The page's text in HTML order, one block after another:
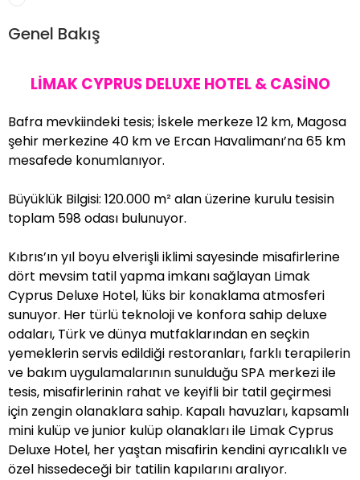
Genel Bakış
LİMAK CYPRUS DELUXE HOTEL & CASİNO
Bafra mevkiindeki tesis; İskele merkeze 12 km, Magosa
şehir merkezine 40 km ve Ercan Havalimanı’na 65 km
mesafede konumlanıyor.
Büyüklük Bilgisi: 120.000 m² alan üzerine kurulu tesisin
toplam 598 odası bulunuyor.
Kıbrıs’ın yıl boyu elverişli iklimi sayesinde misafirlerine
dört mevsim tatil yapma imkanı sağlayan Limak
Cyprus Deluxe Hotel, lüks bir konaklama atmosferi
sunuyor. Her türlü teknoloji ve konfora sahip deluxe
odaları, Türk ve dünya mutfaklarından en seçkin
yemeklerin servis edildiği restoranları, farklı terapilerin
ve bakım uygulamalarının sunulduğu SPA merkezi ile
tesis, misafirlerinin rahat ve keyifli bir tatil geçirmesi
için zengin olanaklara sahip. Kapalı havuzları, kapsamlı
mini kulüp ve junior kulüp olanakları ile Limak Cyprus
Deluxe Hotel, her yaştan misafirin kendini ayrıcalıklı ve
özel hissedeceği bir tatilin kapılarını aralıyor.